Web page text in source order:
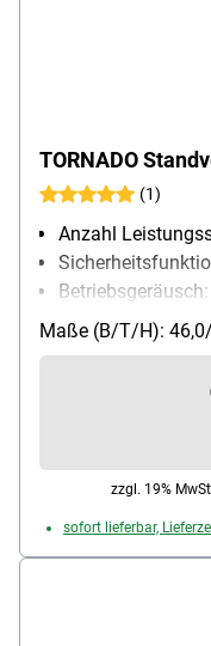
TORNADO
(1)
Anzahl
Luftmenge: 60
Maße (B/T/H):
zzgl. 19%
sofort lieferbar,